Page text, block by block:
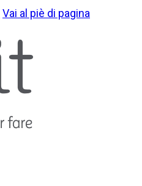
Vai al piè di pagina